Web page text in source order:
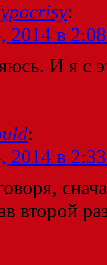
:
2014 в
И я с
:
2014 в
второй